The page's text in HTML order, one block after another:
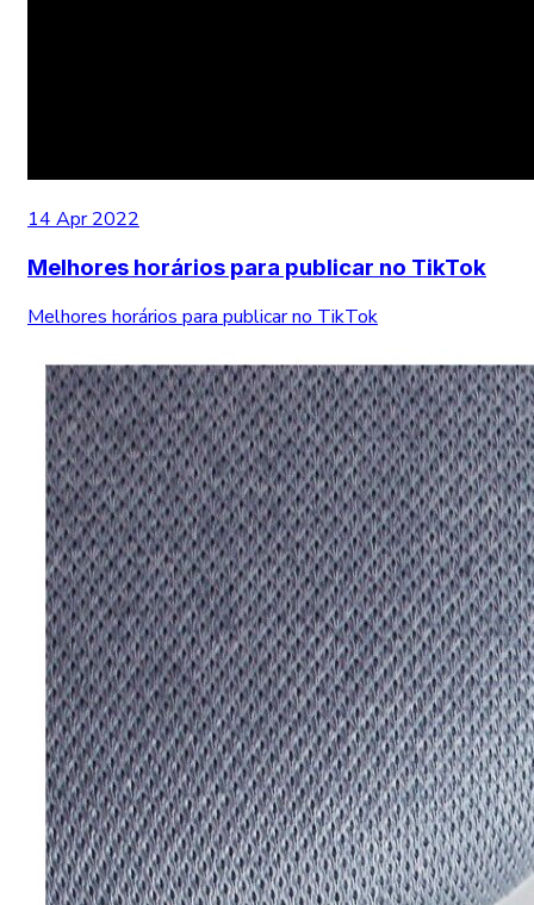
14 Apr 2022
Melhores horários para publicar no TikTok
Melhores horários para publicar no TikTok